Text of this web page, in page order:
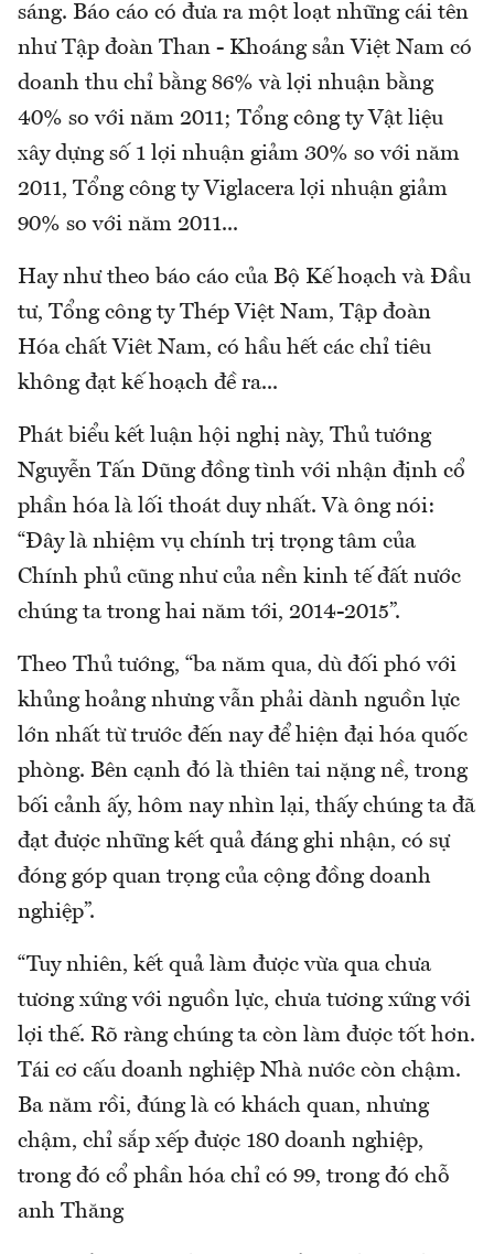
sáng. Báo cáo có đưa ra một loạt những cái tên
như Tập đoàn Than - Khoáng sản Việt Nam có
doanh thu chỉ bằng 86% và lợi nhuận bằng
40% so với năm 2011; Tổng công ty Vật liệu
xây dựng số 1 lợi nhuận giảm 30% so với năm
2011, Tổng công ty Viglacera lợi nhuận giảm
90% so với năm 2011...
Hay như theo báo cáo của Bộ Kế hoạch và Đầu
tư, Tổng công ty Thép Việt Nam, Tập đoàn
Hóa chất Viêt Nam, có hầu hết các chỉ tiêu
không đạt kế hoạch đề ra...
Phát biểu kết luận hội nghị này, Thủ tướng
Nguyễn Tấn Dũng đồng tình với nhận định cổ
phần hóa là lối thoát duy nhất. Và ông nói:
“Đây là nhiệm vụ chính trị trọng tâm của
Chính phủ cũng như của nền kinh tế đất nước
chúng ta trong hai năm tới, 2014-2015”.
Theo Thủ tướng, “ba năm qua, dù đối phó với
khủng hoảng nhưng vẫn phải dành nguồn lực
lớn nhất từ trước đến nay để hiện đại hóa quốc
phòng. Bên cạnh đó là thiên tai nặng nề, trong
bối cảnh ấy, hôm nay nhìn lại, thấy chúng ta đã
đạt được những kết quả đáng ghi nhận, có sự
đóng góp quan trọng của cộng đồng doanh
nghiệp”.
“Tuy nhiên, kết quả làm được vừa qua chưa
tương xứng với nguồn lực, chưa tương xứng với
lợi thế. Rõ ràng chúng ta còn làm được tốt hơn.
Tái cơ cấu doanh nghiệp Nhà nước còn chậm.
Ba năm rồi, đúng là có khách quan, nhưng
chậm, chỉ sắp xếp được 180 doanh nghiệp,
trong đó cổ phần hóa chỉ có 99, trong đó chỗ
anh Thăng